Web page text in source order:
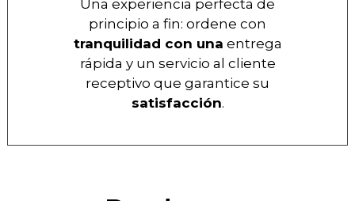
Una experiencia perfecta de
principio a fin: ordene con
tranquilidad con una entrega
rápida y un servicio al cliente
receptivo que garantice su
satisfacción.